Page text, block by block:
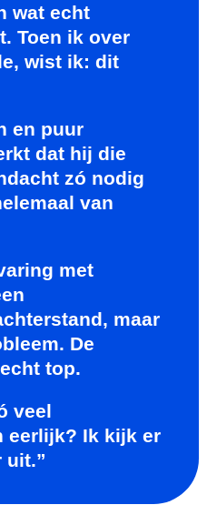
wat echt
Toen ik over
wist ik: dit
en puur
dat hij die
zó nodig
van
met
maar
De
top.
veel
eerlijk? Ik kijk er
uit.”